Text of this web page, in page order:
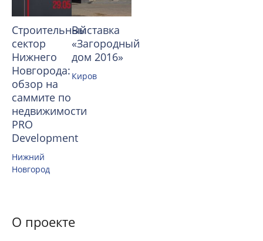
Строительный
сектор
Нижнего
Новгорода:
обзор на
саммите по
недвижимости
PRO
Development
Нижний
Новгород
Выставка
«Загородный
дом 2016»
Киров
О проекте